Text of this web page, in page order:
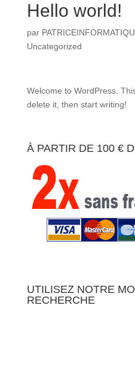
Hello world!
par
Uncategorized
Welcome to WordPress.
delete it, then start writing!
À PARTIR DE 100 €
UTILISEZ NOTRE
RECHERCHE